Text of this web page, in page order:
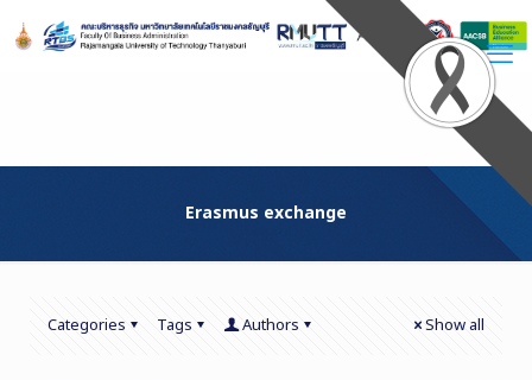
Content
Erasmus exchange
Categories Tags Authors Show all